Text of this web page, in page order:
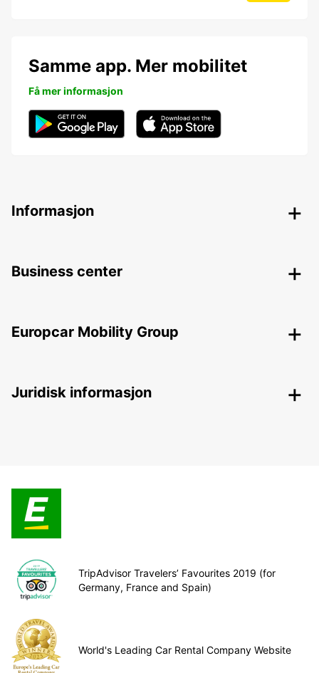
Samme app. Mer mobilitet
Få mer informasjon
Informasjon
Business center
Europcar Mobility Group
Juridisk informasjon
TripAdvisor Travelers’ Favourites 2019 (for
Germany, France and Spain)
World's Leading Car Rental Company Website